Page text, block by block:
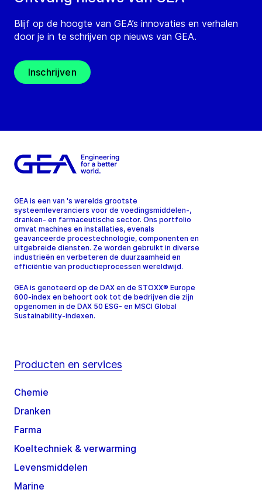
Blijf op de hoogte van GEA’s innovaties en verhalen
door je in te schrijven op nieuws van GEA.
Inschrijven
GEA is een van 's werelds grootste
systeemleveranciers voor de voedingsmiddelen-,
dranken- en farmaceutische sector. Ons portfolio
omvat machines en installaties, evenals
geavanceerde procestechnologie, componenten en
uitgebreide diensten. Ze worden gebruikt in diverse
industrieën en verbeteren de duurzaamheid en
efficiëntie van productieprocessen wereldwijd.
GEA is genoteerd op de DAX en de STOXX® Europe
600-index en behoort ook tot de bedrijven die zijn
opgenomen in de DAX 50 ESG- en MSCI Global
Sustainability-indexen.
Producten en services
Chemie
Dranken
Farma
Koeltechniek & verwarming
Levensmiddelen
Marine